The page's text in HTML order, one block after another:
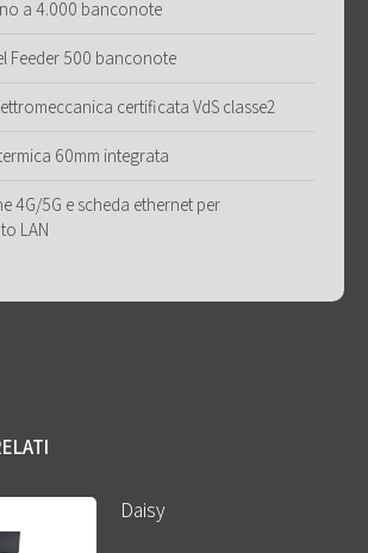
a 4.000 banconote
Feeder 500 banconote
certificata VdS classe2
60mm integrata
4G/5G e scheda ethernet per
LAN
Daisy